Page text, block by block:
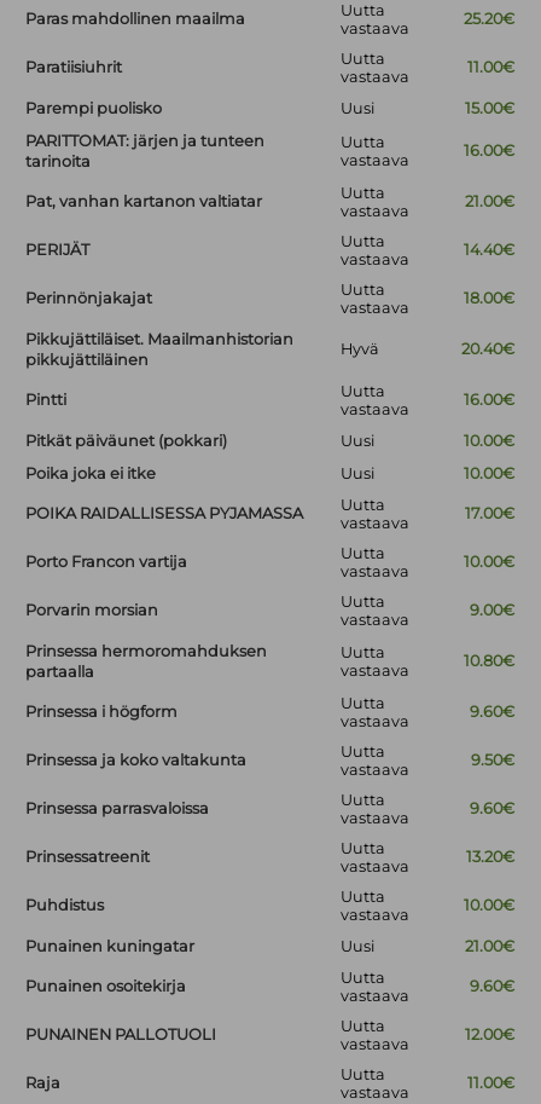
Paras mahdollinen maailma
Uutta
vastaava
25.20€
Paratiisiuhrit
Uutta
vastaava
11.00€
Parempi puolisko Uusi
15.00€
PARITTOMAT: järjen ja tunteen
tarinoita
Uutta
vastaava
16.00€
Pat, vanhan kartanon valtiatar
Uutta
vastaava
21.00€
PERIJÄT
Uutta
vastaava
14.40€
Perinnönjakajat
Uutta
vastaava
18.00€
Pikkujättiläiset. Maailmanhistorian
pikkujättiläinen
Hyvä 20.40€
Pintti
Uutta
vastaava
16.00€
Pitkät päiväunet (pokkari) Uusi
10.00€
Poika joka ei itke
Uusi 10.00€
POIKA RAIDALLISESSA PYJAMASSA
Uutta
vastaava
17.00€
Porto Francon vartija
Uutta
vastaava
10.00€
Porvarin morsian
Uutta
vastaava
9.00€
Prinsessa hermoromahduksen
partaalla
Uutta
vastaava
10.80€
Prinsessa i högform
Uutta
vastaava
9.60€
Prinsessa ja koko valtakunta
Uutta
vastaava
9.50€
Prinsessa parrasvaloissa
Uutta
vastaava
9.60€
Prinsessatreenit
Uutta
vastaava
13.20€
Puhdistus
Uutta
vastaava
10.00€
Punainen kuningatar Uusi 21.00€
Punainen osoitekirja
Uutta
vastaava
9.60€
PUNAINEN PALLOTUOLI
Uutta
vastaava
12.00€
Raja
Uutta
vastaava
11.00€